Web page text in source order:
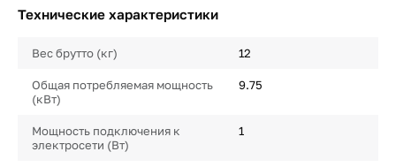
Технические характеристики
Вес брутто (кг) 12
Общая потребляемая мощность
(кВт)
9.75
Мощность подключения к
электросети (Вт)
1